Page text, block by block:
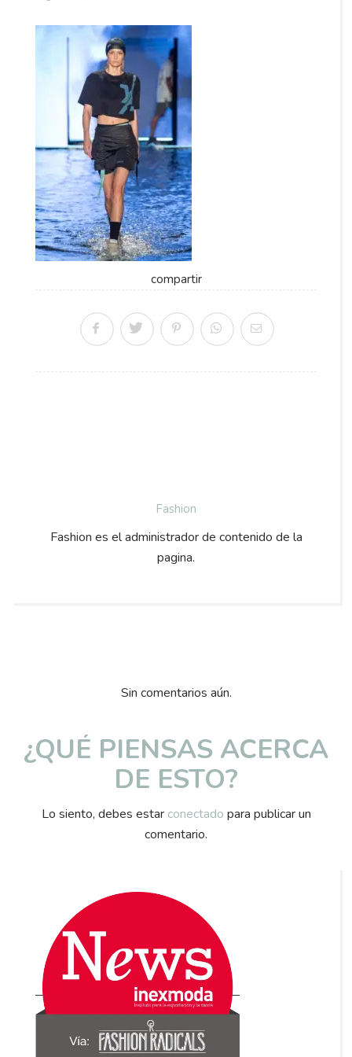
compartir
Fashion
Fashion es el administrador de contenido de la
pagina.
Sin comentarios aún.
¿QUÉ PIENSAS ACERCA
DE ESTO?
Lo siento, debes estar conectado para publicar un
comentario.